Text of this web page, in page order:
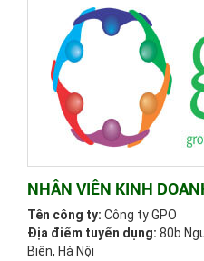
NHÂN VIÊN KINH
Tên công ty: Công ty GPO
Địa điểm tuyển dụng: 80b
Biên, Hà Nội